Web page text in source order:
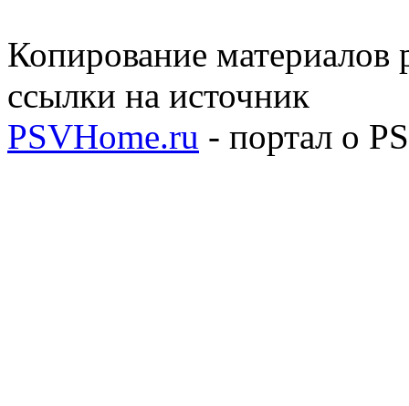
Копирование материалов
ссылки на источник
PSVHome.ru - портал о